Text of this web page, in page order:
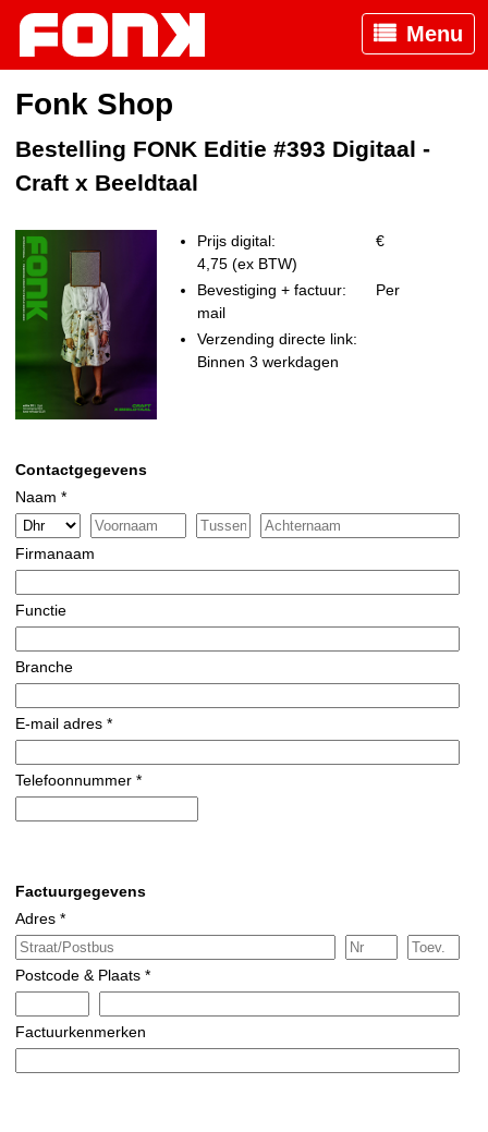
Menu
Fonk Shop
Bestelling FONK Editie #393 Digitaal -
Craft x Beeldtaal
Prijs digital:
€
4,75 (ex BTW)
Bevestiging + factuur:
Per
mail
Verzending directe link:
Binnen 3 werkdagen
Contactgegevens
Naam *
Firmanaam
Functie
Branche
E-mail adres *
Telefoonnummer *
Factuurgegevens
Adres *
Postcode & Plaats *
Factuurkenmerken